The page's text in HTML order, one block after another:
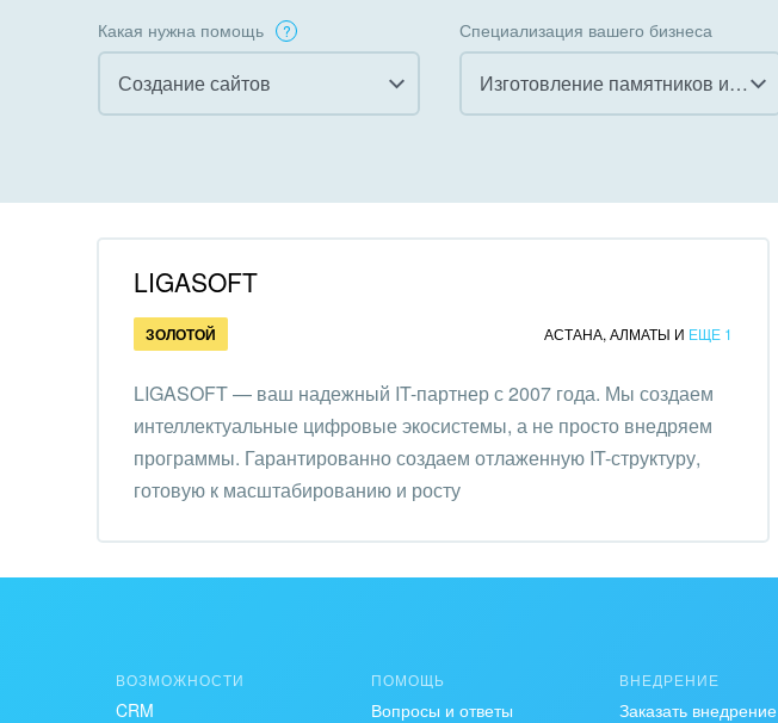
Какая нужна помощь
Создание сайтов
Внедрение КЭДО
Интеграция с 1С
Организация задач и
Внедрение Бизнес-
процессов
администрирование
Крупные корпоративные
Специализация вашего бизнеса
Изготовление памятников и мемориальных комплексов
Коммунальные услуги, ЖКХ
организации,
Благотворительность
Охрана, безопасность
LIGASOFT
ЗОЛОТОЙ АСТАНА, АЛМАТЫ И ЕЩЕ 1
LIGASOFT — ваш надежный IT-партнер с 2007 года. Мы создаем
интеллектуальные цифровые экосистемы, а не просто внедряем
программы. Гарантированно создаем отлаженную IT-структуру,
готовую к масштабированию и росту
ВОЗМОЖНОСТИ
CRM
ПОМОЩЬ
Вопросы и ответы
ВНЕДРЕНИЕ
Заказать внедрение